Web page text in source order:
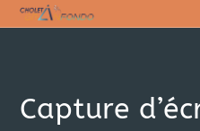
Skip
to
Capture